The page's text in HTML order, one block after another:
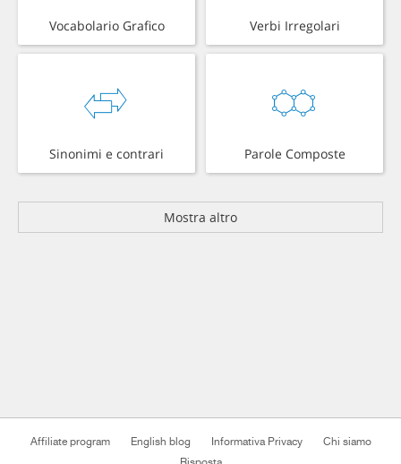
Vocabolario Grafico Verbi Irregolari
Sinonimi e contrari Parole Composte
Mostra altro
Affiliate program English blog Informativa Privacy
Chi siamo